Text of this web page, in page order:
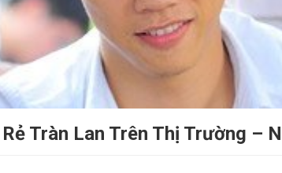
Tràn Lan Trên Thị Trường –